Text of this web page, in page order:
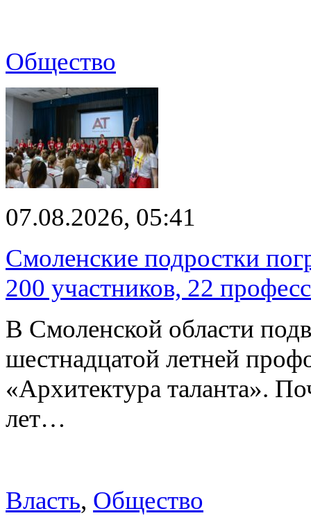
Общество
07.08.2026, 05:41
Смоленские подростки
200 участников, 22
В Смоленской области
шестнадцатой летней
«Архитектура таланта».
лет…
Власть, Общество